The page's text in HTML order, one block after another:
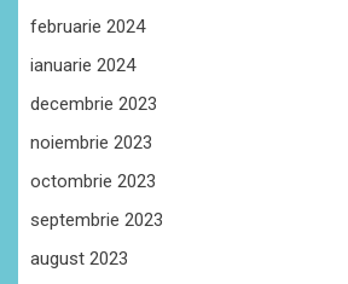
februarie 2024
ianuarie 2024
decembrie 2023
noiembrie 2023
octombrie 2023
septembrie 2023
august 2023